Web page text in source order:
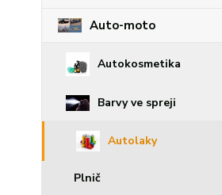
Auto-moto
Autokosmetika
Barvy ve spreji
Autolaky
Plnič